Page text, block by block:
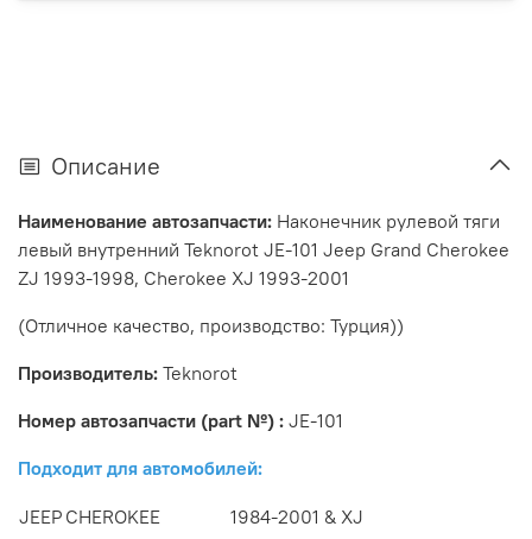
Описание
Наименование автозапчасти: Наконечник рулевой тяги
левый внутренний Teknorot JE-101 Jeep Grand Cherokee
ZJ 1993-1998, Cherokee XJ 1993-2001
(Отличное качество, производство: Турция))
Производитель: Teknorot
Номер автозапчасти (part №) : JE-101
Подходит для автомобилей:
JEEP CHEROKEE
1984-2001 & XJ